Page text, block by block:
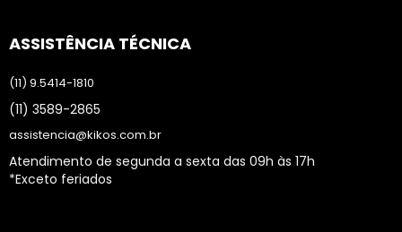
ASSISTÊNCIA TÉCNICA
(11) 9.5414-1810
(11) 3589-2865
assistencia@kikos.com.br
Atendimento de segunda a sexta das 09h às 17h
*Exceto feriados